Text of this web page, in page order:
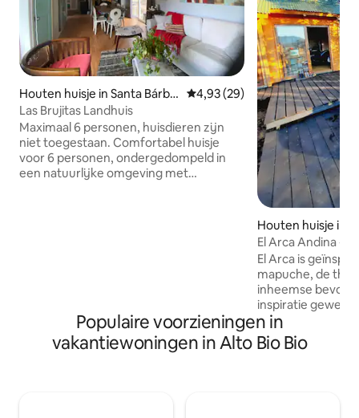
Houten huisje in Santa Bárba
ra
Gemiddelde beoordeling van
4,93 (29)
Las Brujitas Landhuis
Maximaal 6 personen, huisdieren zijn
niet toegestaan. Comfortabel huisje
voor 6 personen, ondergedompeld in
een natuurlijke omgeving met
meer van Angostura, strand mogelijk
om te zwemmen en activiteiten/sporten
op het water (kajak, jetski, onder
Houten huisje in
El Arca Andina -
El Arca is
mapuche, de
inheemse
inspiratie
passen aan ons
materialen die
regio, zodat het
Populaire voorzieningen in
vakantiewoningen in Alto Bio Bio